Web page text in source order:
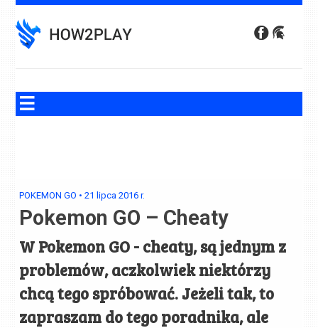
to
content
POKEMON GO •21 lipca 2016 r.
Pokemon GO – Cheaty
W Pokemon GO - cheaty, są jednym z
problemów, aczkolwiek niektórzy
chcą tego spróbować. Jeżeli tak, to
zapraszam do tego poradnika, ale